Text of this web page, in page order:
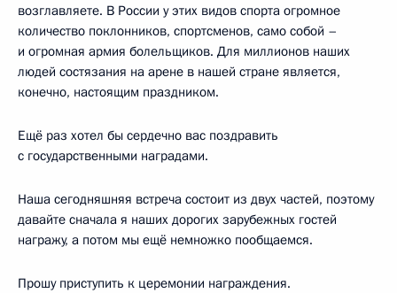
возглавляете. В России у этих видов спорта огромное
количество поклонников, спортсменов, само собой –
и огромная армия болельщиков. Для миллионов наших
людей состязания на арене в нашей стране является,
конечно, настоящим праздником.
Ещё раз хотел бы сердечно вас поздравить
с государственными наградами.
Наша сегодняшняя встреча состоит из двух частей, поэтому
давайте сначала я наших дорогих зарубежных гостей
награжу, а потом мы ещё немножко пообщаемся.
Прошу приступить к церемонии награждения.